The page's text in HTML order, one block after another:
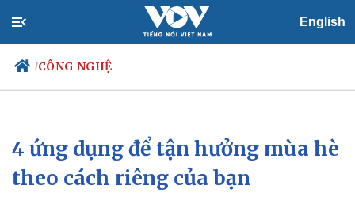
English
/CÔNG NGHỆ
Chính trị
Đảng
Tổ chức nhân sự
Xã hội
Tin 24h
Dự báo thời tiết
4 ứng dụng để tận hưởng mùa hè
theo cách riêng của bạn